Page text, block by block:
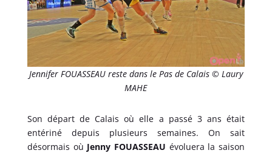
Jennifer FOUASSEAU reste dans le Pas de Calais © Laury
MAHE
Son départ de Calais où elle a passé 3 ans était
entériné depuis plusieurs semaines. On sait
désormais où Jenny FOUASSEAU évoluera la saison